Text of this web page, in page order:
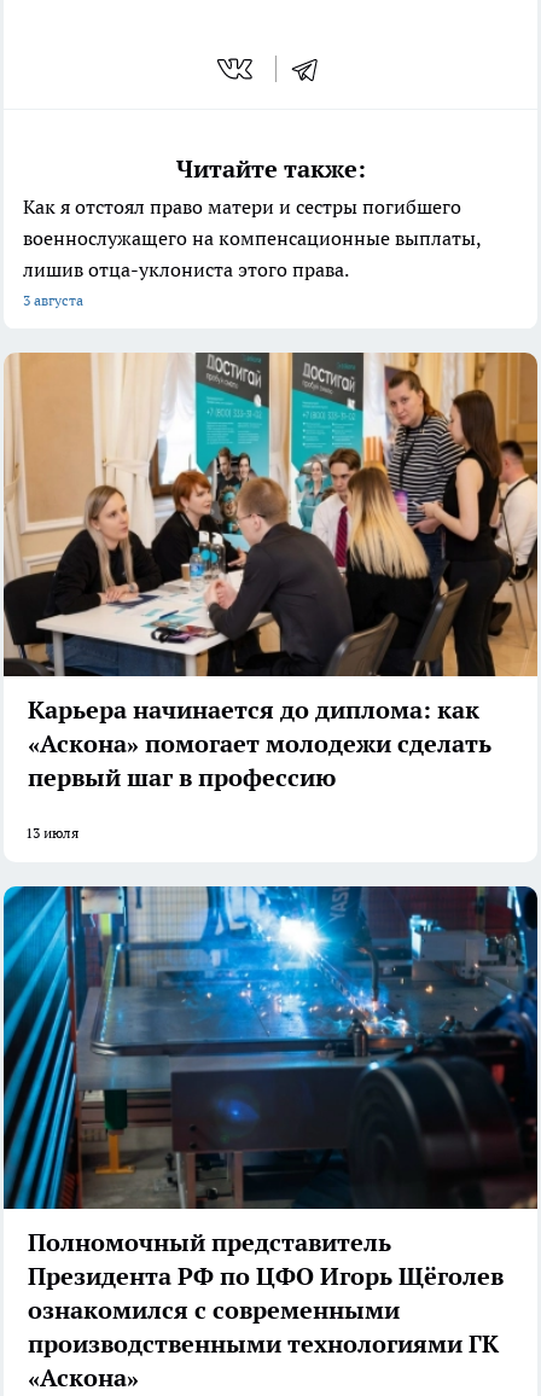
Читайте также:
Как я отстоял право матери и сестры погибшего
военнослужащего на компенсационные выплаты,
лишив отца-уклониста этого права.
3 августа
Карьера начинается до диплома: как
«Аскона» помогает молодежи сделать
первый шаг в профессию
13 июля
Полномочный представитель
Президента РФ по ЦФО Игорь Щёголев
ознакомился с современными
производственными технологиями ГК
«Аскона»